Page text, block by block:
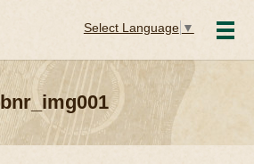
Select Language ▼
メ
bnr_img001